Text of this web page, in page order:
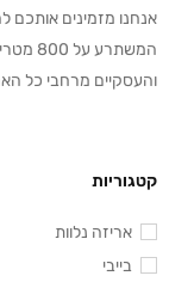
אנחנו מזמינים אותכם
והעסקיים מרחבי כל
קטגוריות
אריזה נלוות
בייבי